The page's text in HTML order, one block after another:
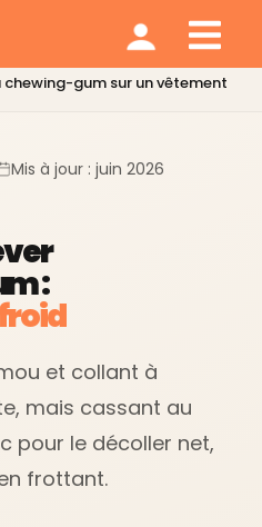
chewing-gum sur un vêtement
Mis à jour : juin 2026
:
et collant à
mais cassant au
pour le décoller net,
frottant.